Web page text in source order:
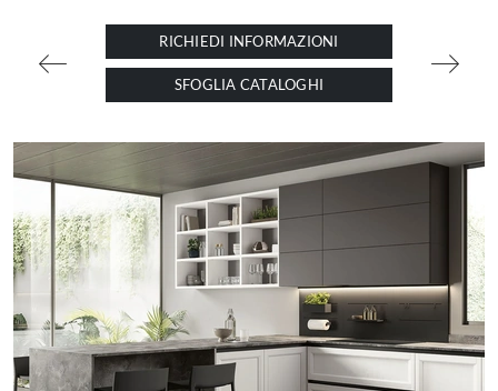
RICHIEDI INFORMAZIONI
SFOGLIA CATALOGHI